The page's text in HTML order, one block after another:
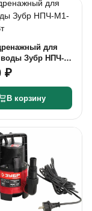
для
воды Зубр НПЧ-
Вт
₽
В корзину